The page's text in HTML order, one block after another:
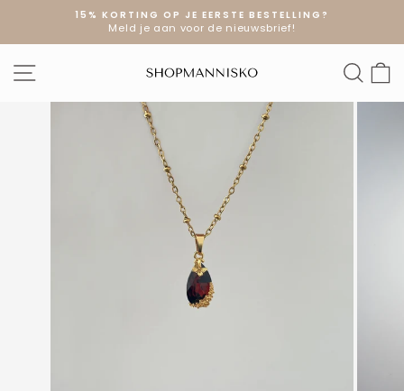
artikel
Diavoorstelling
15% KORTING OP JE EERSTE BESTELLING?
Meld je aan voor de nieuwsbrief!
SITE NAVIGATIE